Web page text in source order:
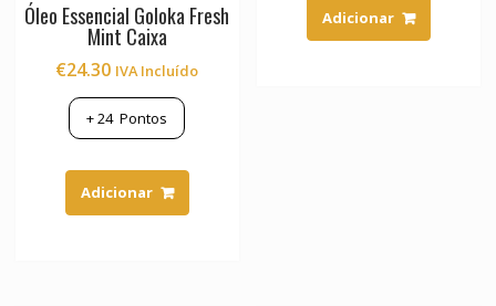
Óleo Essencial Goloka Fresh
Mint Caixa
€24.30 IVA Incluído
+24Pontos
Adicionar
Adicionar